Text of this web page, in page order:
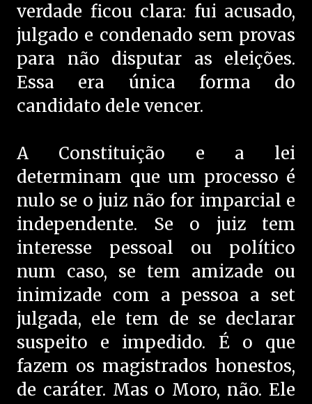
verdade ficou clara: fui acusado,
julgado e condenado sem provas
para não disputar as eleições.
Essa era única forma do
candidato dele vencer.
A Constituição e a lei
determinam que um processo é
nulo se o juiz não for imparcial e
independente. Se o juiz tem
interesse pessoal ou político
num caso, se tem amizade ou
inimizade com a pessoa a set
julgada, ele tem de se declarar
suspeito e impedido. É o que
fazem os magistrados honestos,
de caráter. Mas o Moro, não. Ele